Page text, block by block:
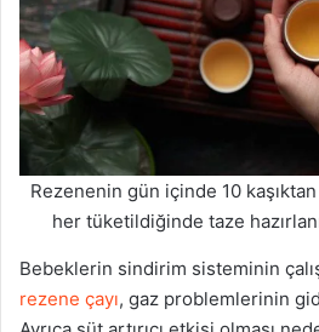
Rezenenin gün içinde 10
her tüketildiğinde taze
Bebeklerin sindirim sisteminin
rezene çayı, gaz problemlerinin